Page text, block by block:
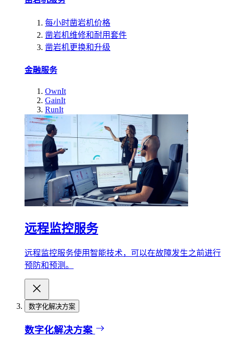
每小时凿岩机价格
凿岩机维修和耐用套件
凿岩机更换和升级
金融服务
OwnIt
GainIt
RunIt
远程监控服务
远程监控服务使用智能技术，可以在故障发生之前进行
预防和预测。
数字化解决方案
数字化解决方案